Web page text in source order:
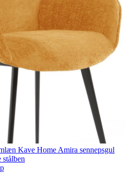
Kave Home Amira sennepsgul